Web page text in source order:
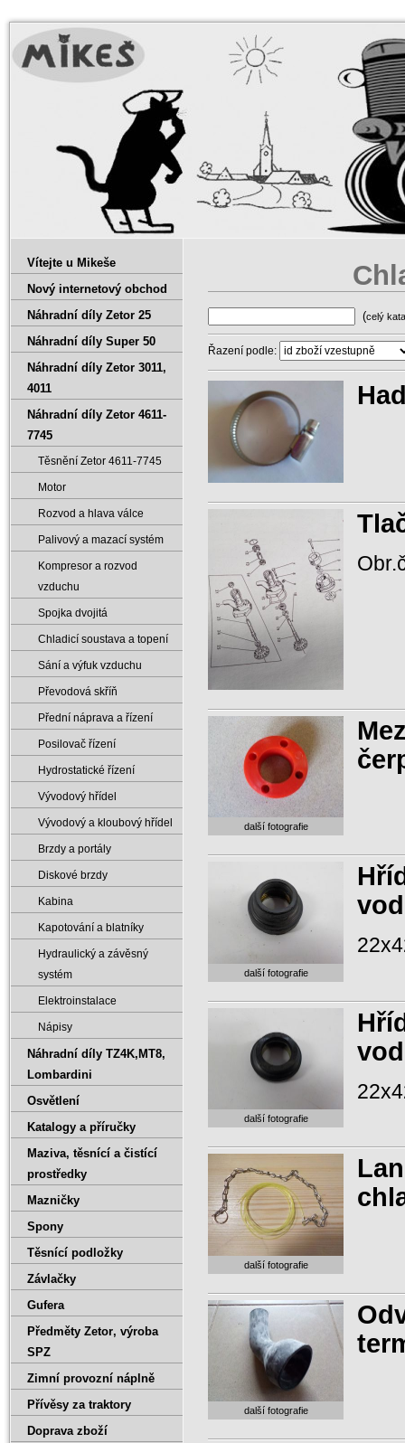
(celý
Řazení podle:
další fotografie
další fotografie
další fotografie
další fotografie
další fotografie
Vítejte u Mikeše
Nový internetový obchod
Náhradní díly Zetor 25
Náhradní díly Super 50
Náhradní díly Zetor 3011‚
4011
Náhradní díly Zetor 4611-
7745
Těsnění Zetor 4611-7745
Motor
Rozvod a hlava válce
Palivový a mazací systém
Kompresor a rozvod
vzduchu
Spojka dvojitá
Chladicí soustava a topení
Sání a výfuk vzduchu
Převodová skříň
Přední náprava a řízení
Posilovač řízení
Hydrostatické řízení
Vývodový hřídel
Vývodový a kloubový hřídel
Brzdy a portály
Diskové brzdy
Kabina
Kapotování a blatníky
Hydraulický a závěsný
systém
Elektroinstalace
Nápisy
Náhradní díly TZ4K‚MT8‚
Lombardini
Osvětlení
Katalogy a příručky
Maziva‚ těsnící a čistící
prostředky
Mazničky
Spony
Těsnící podložky
Závlačky
Gufera
Předměty Zetor‚ výroba
SPZ
Zimní provozní náplně
Přívěsy za traktory
Doprava zboží